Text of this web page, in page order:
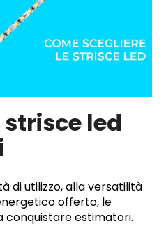
led
di utilizzo, alla versatilità
offerto, le
conquistare estimatori.